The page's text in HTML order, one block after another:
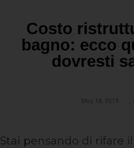
Costo
bagno: ecco
dovresti
May 18, 2019
Stai pensando di rifare